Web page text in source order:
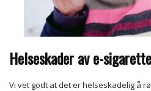
Helseskader av e-
Vi vet godt at det er helseskadelig å